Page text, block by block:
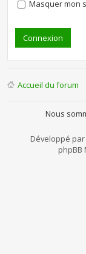
Masquer mon
Accueil du forum
Nous
Développé par
phpBB